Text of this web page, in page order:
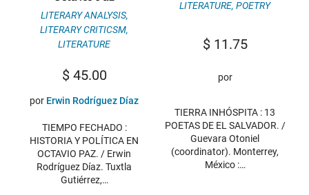
LITERARY ANALYSIS,
LITERARY CRITICSM,
LITERATURE
$45.00
por Erwin Rodríguez Díaz
TIEMPO FECHADO :
HISTORIA Y POLÍTICA EN
OCTAVIO PAZ. / Erwin
Rodríguez Díaz. Tuxtla
Gutiérrez,…
LITERATURE, POETRY
$11.75
por
TIERRA INHÓSPITA : 13
POETAS DE EL SALVADOR. /
Guevara Otoniel
(coordinator). Monterrey,
México :…